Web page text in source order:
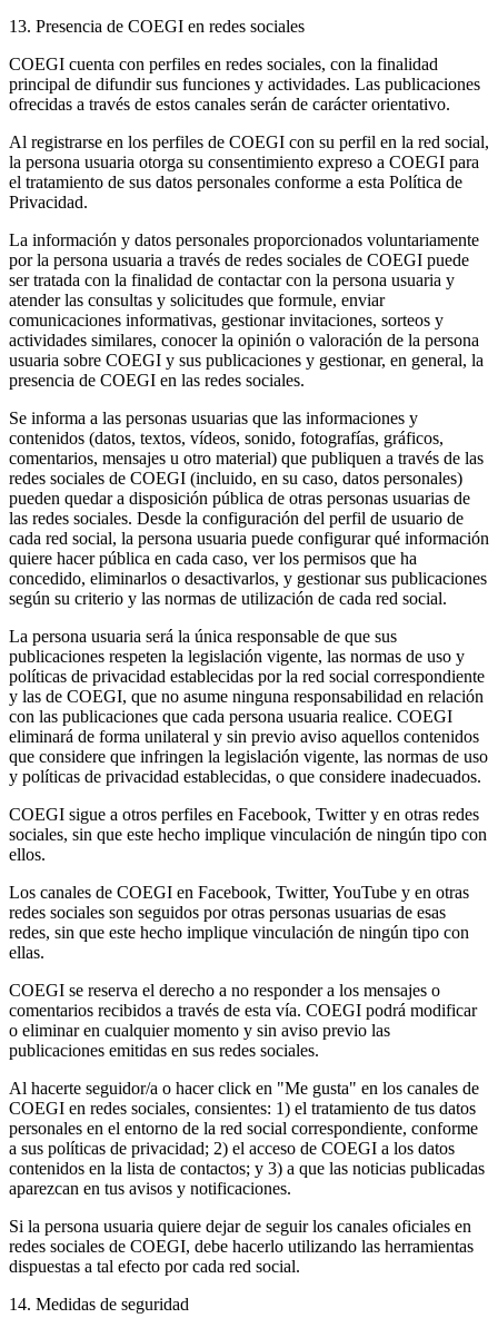
13. Presencia de COEGI en redes sociales
COEGI cuenta con perfiles en redes sociales, con la finalidad
principal de difundir sus funciones y actividades. Las publicaciones
ofrecidas a través de estos canales serán de carácter orientativo.
Al registrarse en los perfiles de COEGI con su perfil en la red social,
la persona usuaria otorga su consentimiento expreso a COEGI para
el tratamiento de sus datos personales conforme a esta Política de
Privacidad.
La información y datos personales proporcionados voluntariamente
por la persona usuaria a través de redes sociales de COEGI puede
ser tratada con la finalidad de contactar con la persona usuaria y
atender las consultas y solicitudes que formule, enviar
comunicaciones informativas, gestionar invitaciones, sorteos y
actividades similares, conocer la opinión o valoración de la persona
usuaria sobre COEGI y sus publicaciones y gestionar, en general, la
presencia de COEGI en las redes sociales.
Se informa a las personas usuarias que las informaciones y
contenidos (datos, textos, vídeos, sonido, fotografías, gráficos,
comentarios, mensajes u otro material) que publiquen a través de las
redes sociales de COEGI (incluido, en su caso, datos personales)
pueden quedar a disposición pública de otras personas usuarias de
las redes sociales. Desde la configuración del perfil de usuario de
cada red social, la persona usuaria puede configurar qué información
quiere hacer pública en cada caso, ver los permisos que ha
concedido, eliminarlos o desactivarlos, y gestionar sus publicaciones
según su criterio y las normas de utilización de cada red social.
La persona usuaria será la única responsable de que sus
publicaciones respeten la legislación vigente, las normas de uso y
políticas de privacidad establecidas por la red social correspondiente
y las de COEGI, que no asume ninguna responsabilidad en relación
con las publicaciones que cada persona usuaria realice. COEGI
eliminará de forma unilateral y sin previo aviso aquellos contenidos
que considere que infringen la legislación vigente, las normas de uso
y políticas de privacidad establecidas, o que considere inadecuados.
COEGI sigue a otros perfiles en Facebook, Twitter y en otras redes
sociales, sin que este hecho implique vinculación de ningún tipo con
ellos.
Los canales de COEGI en Facebook, Twitter, YouTube y en otras
redes sociales son seguidos por otras personas usuarias de esas
redes, sin que este hecho implique vinculación de ningún tipo con
ellas.
COEGI se reserva el derecho a no responder a los mensajes o
comentarios recibidos a través de esta vía. COEGI podrá modificar
o eliminar en cualquier momento y sin aviso previo las
publicaciones emitidas en sus redes sociales.
Al hacerte seguidor/a o hacer click en "Me gusta" en los canales de
COEGI en redes sociales, consientes: 1) el tratamiento de tus datos
personales en el entorno de la red social correspondiente, conforme
a sus políticas de privacidad; 2) el acceso de COEGI a los datos
contenidos en la lista de contactos; y 3) a que las noticias publicadas
aparezcan en tus avisos y notificaciones.
Si la persona usuaria quiere dejar de seguir los canales oficiales en
redes sociales de COEGI, debe hacerlo utilizando las herramientas
dispuestas a tal efecto por cada red social.
14. Medidas de seguridad